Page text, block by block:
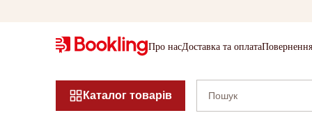
Про насДоставка та оплата
Каталог товарів